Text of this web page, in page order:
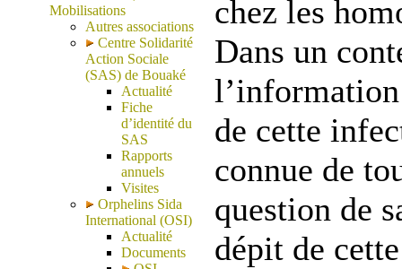
Mobilisations
Autres associations
Centre Solidarité
Action Sociale
(SAS) de Bouaké
Actualité
Fiche
d’identité du
SAS
Rapports
annuels
Visites
Orphelins Sida
International (OSI)
Actualité
Documents
chez les
Dans un
de cette
connue de
question de
dépit de